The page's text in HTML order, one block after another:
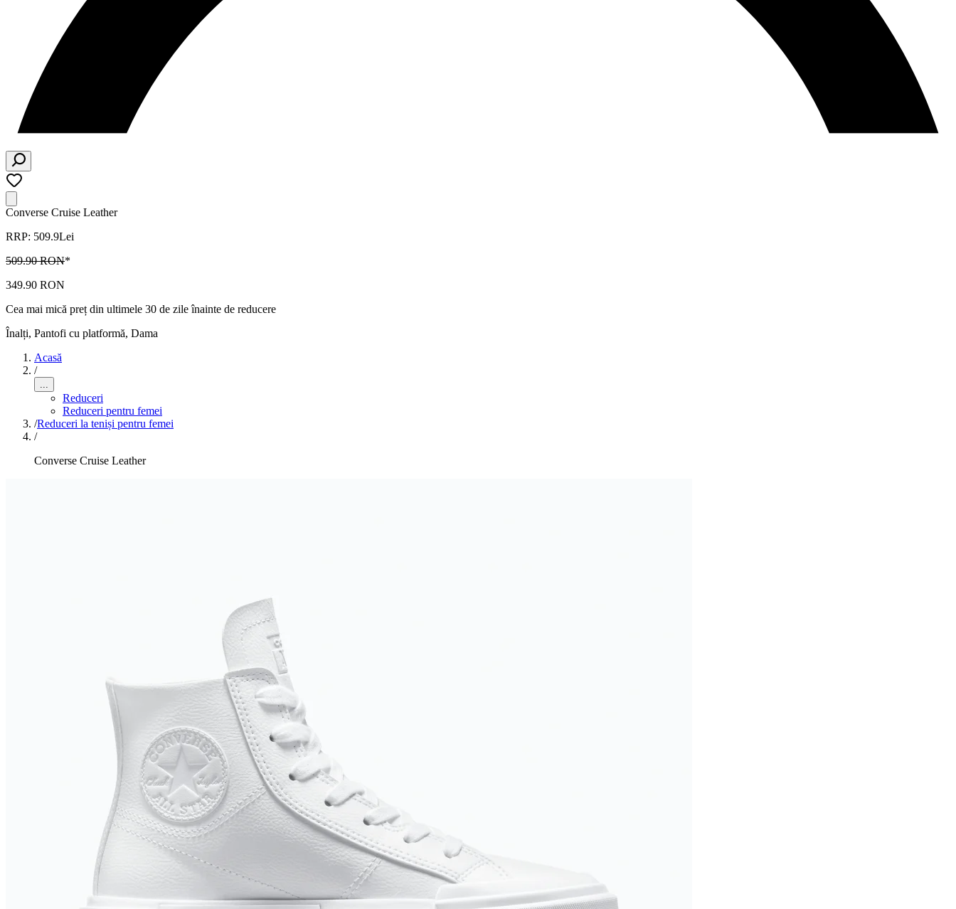
Converse Cruise Leather
RRP: 509.9Lei
509.90 RON*
349.90 RON
Cea mai mică preț din ultimele 30 de zile înainte de reducere
Înalți, Pantofi cu platformă, Dama
Acasă
/
...
Reduceri
Reduceri pentru femei
/Reduceri la teniși pentru femei
/
Converse Cruise Leather